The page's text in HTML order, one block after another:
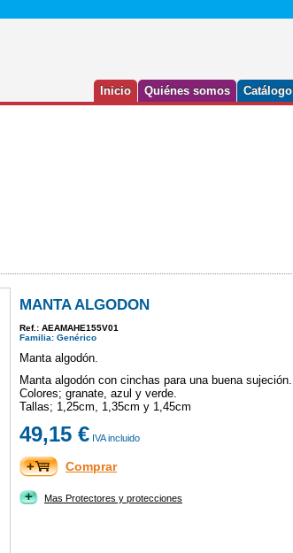
Inicio Quiénes somos Catálogo
MANTA ALGODON
Ref.: AEAMAHE155V01
Familia: Genérico
Manta algodón.
Manta algodón con cinchas para una buena sujeción.
Colores; granate, azul y verde.
Tallas; 1,25cm, 1,35cm y 1,45cm
49,15 € IVA incluido
Comprar
Mas Protectores y protecciones